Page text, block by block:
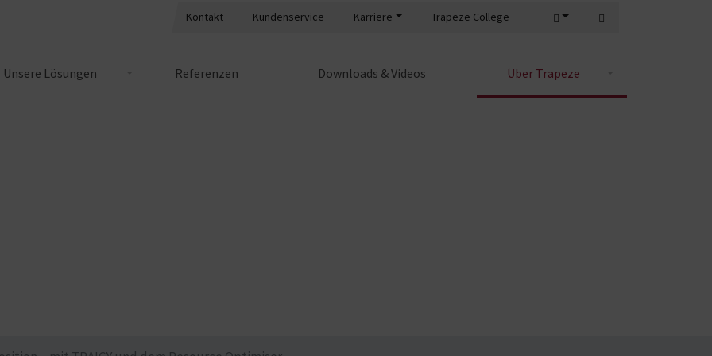
Kontakt Kundenservice Karriere Trapeze College
Unsere Lösungen Referenzen Downloads & Videos Über Trapeze